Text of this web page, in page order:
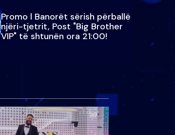
Promo l Banorët sërish përballë
njëri-tjetrit, Post "Big Brother
VIP" të shtunën ora 21:00!